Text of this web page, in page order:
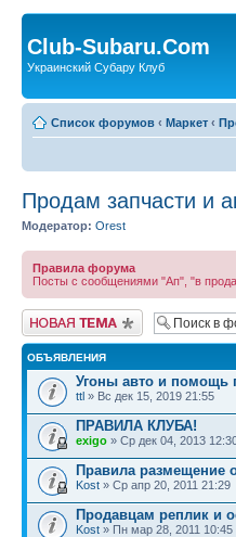
Club-Subaru.Com
Украинский Субару Клуб
Список форумов ‹ Маркет ‹
Продам запчасти и
Модератор: Orest
Правила форума
Посты с сообщениями "Ап", "в
Новая тема
ОБЪЯВЛЕНИЯ
Угоны авто и помощь
ttl » Вс дек 15, 2019 21:55
ПРАВИЛА КЛУБА!
exigo » Ср дек 04, 2013
Правила размещение
Kost » Ср апр 20, 2011 21:29
Продавцам реплик и
Kost » Пн мар 28, 2011 10:45